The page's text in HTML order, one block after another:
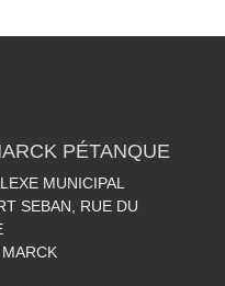
PÉTANQUE
MUNICIPAL
SEBAN, RUE DU
MARCK